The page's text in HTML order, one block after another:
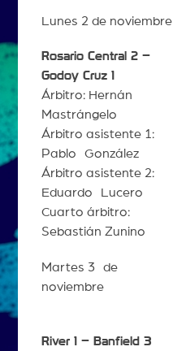
Lunes 2 de noviembre
Rosario Central 2 –
Godoy Cruz 1
Árbitro: Hernán
Mastrángelo
Árbitro asistente 1:
Pablo González
Árbitro asistente 2:
Eduardo Lucero
Cuarto árbitro:
Sebastián Zunino
Martes 3 de
noviembre
River 1 – Banfield 3